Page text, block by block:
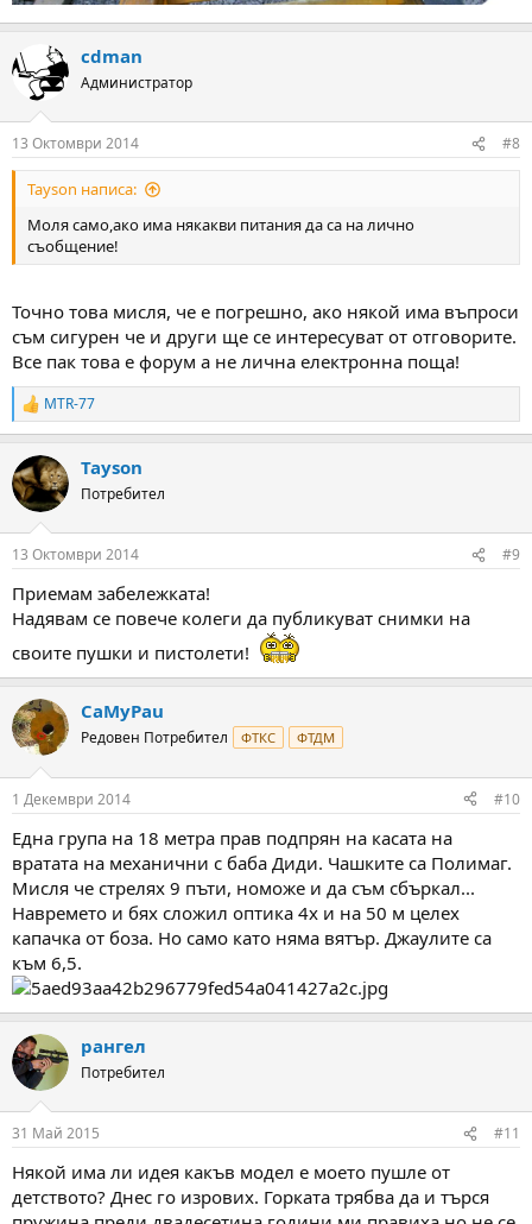
cdman
Администратор
13 Октомври 2014 #8
Tayson написа:
Моля само,ако има някакви питания да са на лично
съобщение!
Точно това мисля, че е погрешно, ако някой има въпроси
съм сигурен че и други ще се интересуват от отговорите.
Все пак това е форум а не лична електронна поща!
R
e
c
t
i
s
MTR-77
Tayson
Потребител
13 Октомври 2014 #9
Приемам забележката!
Надявам се повече колеги да публикуват снимки на
своите пушки и пистолети!
CaMyPau
Редовен Потребител ФТКС ФТДМ
1 Декември 2014 #10
Една група на 18 метра прав подпрян на касата на
вратата на механични с баба Диди. Чашките са Полимаг.
Мисля че стрелях 9 пъти, номоже и да съм сбъркал...
Навремето и бях сложил оптика 4х и на 50 м целех
капачка от боза. Но само като няма вятър. Джаулите са
към 6,5.
рангел
Потребител
31 Май 2015 #11
Някой има ли идея какъв модел е моето пушле от
детството? Днес го изрових. Горката трябва да и търся